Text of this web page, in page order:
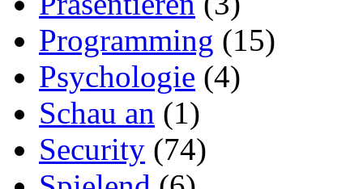
Programming (15)
Psychologie (4)
Schau an (1)
Security (74)